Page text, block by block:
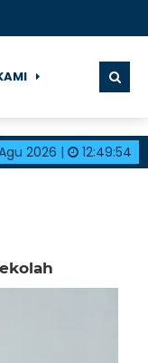
2026 | 12:49:55